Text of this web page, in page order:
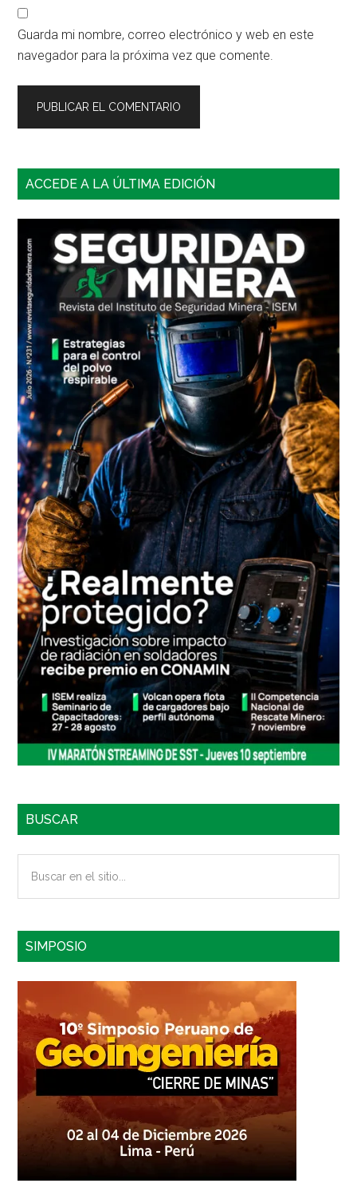
Guarda mi nombre, correo electrónico y web en este
navegador para la próxima vez que comente.
Barra
principal
ACCEDE A LA ÚLTIMA EDICIÓN
BUSCAR
SIMPOSIO